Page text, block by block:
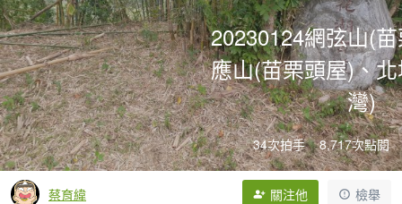
20230124網弦山(
應山(苗栗頭屋)、
灣)
34次拍手 8,717次點閱
蔡育緯 關注他 檢舉